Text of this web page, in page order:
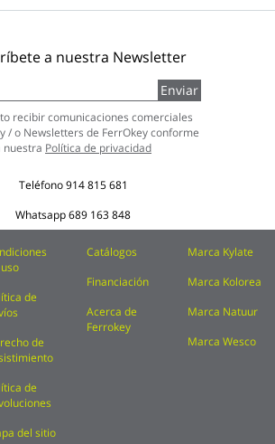
a nuestra Newsletter
Enviar
recibir comunicaciones comerciales
/ o Newsletters de FerrOkey conforme
nuestra Política de privacidad
Teléfono914 815 681
Whatsapp689 163 848
de
de
de
del sitio
Catálogos
Financiación
Acerca de
Ferrokey
Marca Kylate
Marca Kolorea
Marca Natuur
Marca Wesco